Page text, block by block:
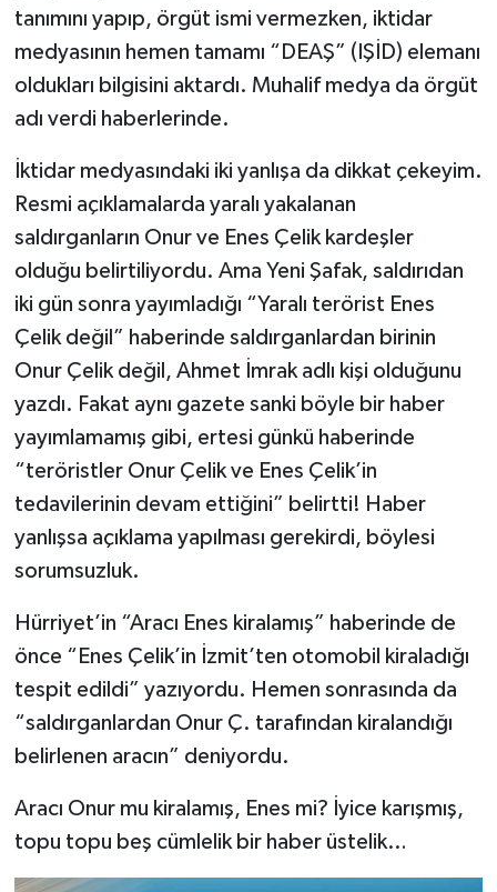
tanımını yapıp, örgüt ismi vermezken, iktidar
medyasının hemen tamamı “DEAŞ” (IŞİD) elemanı
oldukları bilgisini aktardı. Muhalif medya da örgüt
adı verdi haberlerinde.
İktidar medyasındaki iki yanlışa da dikkat çekeyim.
Resmi açıklamalarda yaralı yakalanan
saldırganların Onur ve Enes Çelik kardeşler
olduğu belirtiliyordu. Ama Yeni Şafak, saldırıdan
iki gün sonra yayımladığı “Yaralı terörist Enes
Çelik değil” haberinde saldırganlardan birinin
Onur Çelik değil, Ahmet İmrak adlı kişi olduğunu
yazdı. Fakat aynı gazete sanki böyle bir haber
yayımlamamış gibi, ertesi günkü haberinde
“teröristler Onur Çelik ve Enes Çelik’in
tedavilerinin devam ettiğini” belirtti! Haber
yanlışsa açıklama yapılması gerekirdi, böylesi
sorumsuzluk.
Hürriyet’in “Aracı Enes kiralamış” haberinde de
önce “Enes Çelik’in İzmit’ten otomobil kiraladığı
tespit edildi” yazıyordu. Hemen sonrasında da
“saldırganlardan Onur Ç. tarafından kiralandığı
belirlenen aracın” deniyordu.
Aracı Onur mu kiralamış, Enes mi? İyice karışmış,
topu topu beş cümlelik bir haber üstelik…